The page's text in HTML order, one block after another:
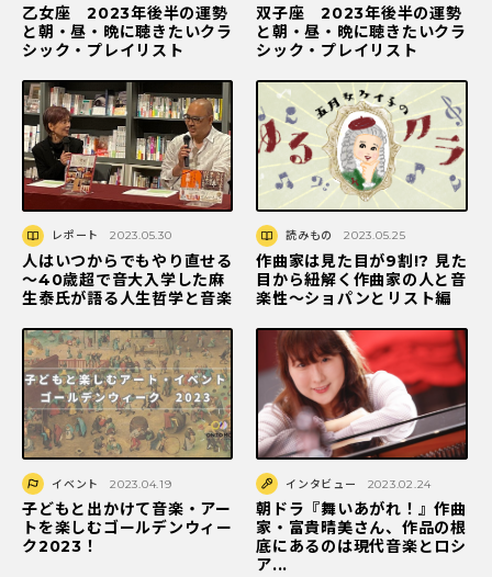
乙女座 2023年後半の運勢
と朝・昼・晩に聴きたいクラ
シック・プレイリスト
双子座 2023年後半の運勢
と朝・昼・晩に聴きたいクラ
シック・プレイリスト
レポート 2023.05.30
人はいつからでもやり直せる
～40歳超で音大入学した麻
生泰氏が語る人生哲学と音楽
読みもの 2023.05.25
作曲家は見た目が9割!? 見た
目から紐解く作曲家の人と音
楽性～ショパンとリスト編
イベント 2023.04.19
子どもと出かけて音楽・アー
トを楽しむゴールデンウィー
ク2023！
インタビュー 2023.02.24
朝ドラ『舞いあがれ！』作曲
家・富貴晴美さん、作品の根
底にあるのは現代音楽とロシ
ア...